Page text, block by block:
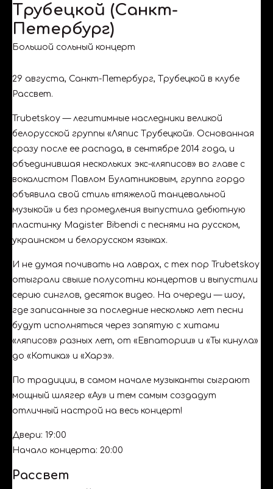
Трубецкой (Санкт-
Петербург)
Большой сольный концерт
29 августа, Санкт-Петербург, Трубецкой в клубе
Рассвет.
Trubetskoy — легитимные наследники великой
белорусской группы «Ляпис Трубецкой». Основанная
сразу после ее распада, в сентябре 2014 года, и
объединившая нескольких экс-«ляписов» во главе с
вокалистом Павлом Булатниковым, группа гордо
объявила свой стиль «тяжелой танцевальной
музыкой» и без промедления выпустила дебютную
пластинку Magister Bibendi с песнями на русском,
украинском и белорусском языках.
И не думая почивать на лаврах, с тех пор Trubetskoy
отыграли свыше полусотни концертов и выпустили
серию синглов, десяток видео. На очереди — шоу,
где записанные за последние несколько лет песни
будут исполняться через запятую с хитами
«ляписов» разных лет, от «Евпатории» и «Ты кинула»
до «Котика» и «Харэ».
По традиции, в самом начале музыканты сыграют
мощный шлягер «Ау» и тем самым создадут
отличный настрой на весь концерт!
Двери: 19:00
Начало концерта: 20:00
Рассвет